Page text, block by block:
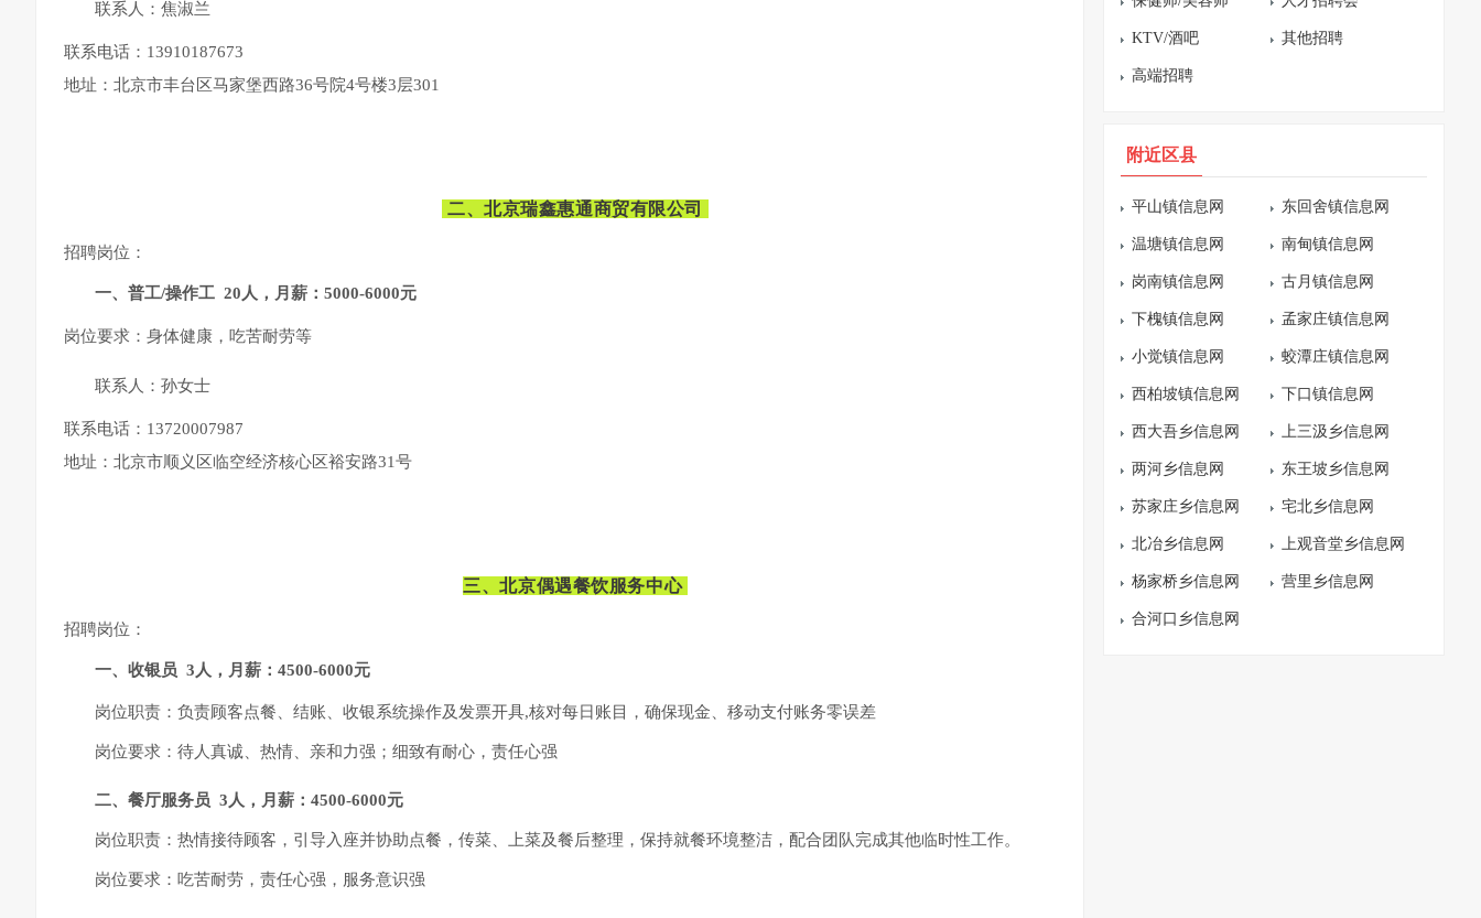
联系人：焦淑兰
联系电话：13910187673
地址：北京市丰台区马家堡西路36号院4号楼3层301
二、北京瑞鑫惠通商贸有限公司
招聘岗位：
一、普工/操作工 20人，月薪：5000-6000元
岗位要求：身体健康，吃苦耐劳等
联系人：孙女士
联系电话：13720007987
地址：北京市顺义区临空经济核心区裕安路31号
三、北京偶遇餐饮服务中心
招聘岗位：
一、收银员 3人，月薪：4500-6000元
岗位职责：负责顾客点餐、结账、收银系统操作及发票开具,核对每日账目，确保现金、移动支付账务零误差
岗位要求：待人真诚、热情、亲和力强；细致有耐心，责任心强
二、 餐厅服务员 3人，月薪：4500-6000元
岗位职责：热情接待顾客，引导入座并协助点餐，传菜、上菜及餐后整理，保持就餐环境整洁，配合团队完成其他临时性工作。
岗位要求：吃苦耐劳，责任心强，服务意识强
KTV/酒吧 其他招聘
高端招聘
附近区县
平山镇信息网 东回舍镇信息网
温塘镇信息网 南甸镇信息网
岗南镇信息网 古月镇信息网
下槐镇信息网 孟家庄镇信息网
小觉镇信息网 蛟潭庄镇信息网
西柏坡镇信息网 下口镇信息网
西大吾乡信息网 上三汲乡信息网
两河乡信息网 东王坡乡信息网
苏家庄乡信息网 宅北乡信息网
北冶乡信息网 上观音堂乡信息网
杨家桥乡信息网 营里乡信息网
合河口乡信息网